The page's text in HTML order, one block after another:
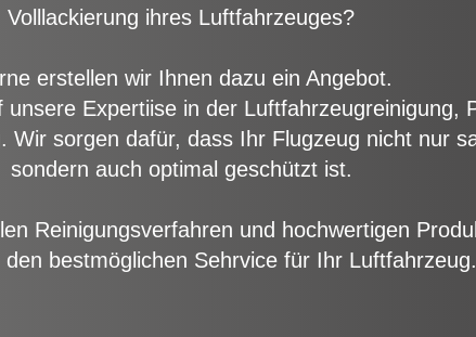
Volllackierung ihres Luftfahrzeuges?
erstellen wir Ihnen dazu ein Angebot.
unsere Expertiise in der Luftfahrzeugreinigung,
Wir sorgen dafür, dass Ihr Flugzeug nicht nur
sondern auch optimal geschützt ist.
Reinigungsverfahren und hochwertigen
den bestmöglichen Sehrvice für Ihr Luftfahrzeug.